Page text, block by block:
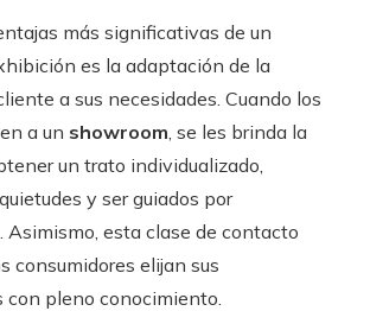
más significativas de un
es la adaptación de la
a sus necesidades. Cuando los
a un showroom, se les brinda la
un trato individualizado,
y ser guiados por
Asimismo, esta clase de contacto
consumidores elijan sus
con pleno conocimiento.